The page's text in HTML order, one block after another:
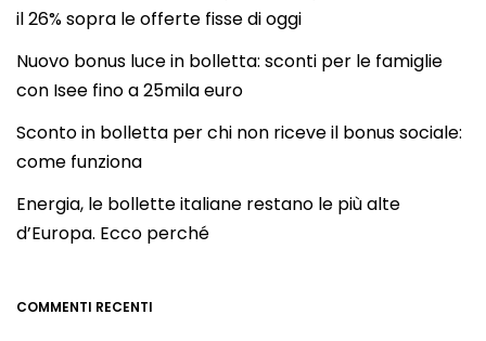
il 26% sopra le offerte fisse di oggi
Nuovo bonus luce in bolletta: sconti per le famiglie
con Isee fino a 25mila euro
Sconto in bolletta per chi non riceve il bonus sociale:
come funziona
Energia, le bollette italiane restano le più alte
d’Europa. Ecco perché
COMMENTI RECENTI